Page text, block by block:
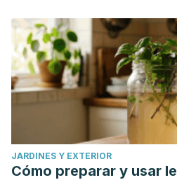
JARDINES Y EXTERIOR
Cómo preparar y usar